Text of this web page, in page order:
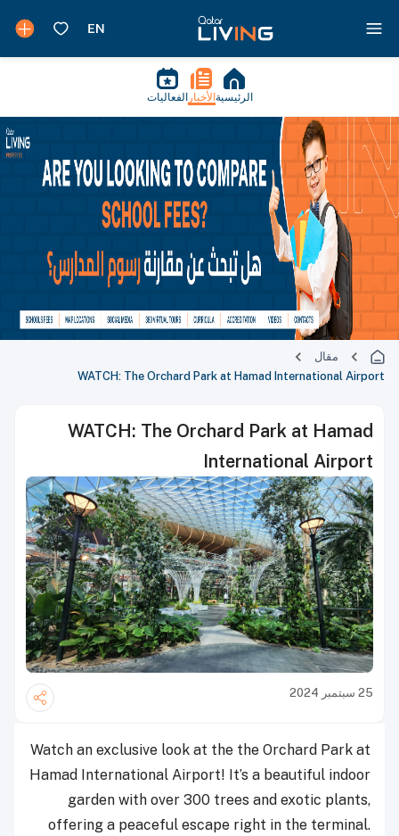
الرئيسية الأخبار الفعاليات
مقال
WATCH: The Orchard Park at Hamad International Airport
WATCH: The Orchard Park at Hamad
International Airport
25 سبتمبر 2024
Watch an exclusive look at the the Orchard Park at
Hamad International Airport! It’s a beautiful indoor
garden with over 300 trees and exotic plants,
offering a peaceful escape right in the terminal.